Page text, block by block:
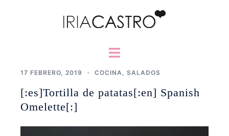
Alternar
17 FEBRERO, 2019 COCINA SALADOS
[:es]Tortilla de patatas[:en] Spanish
Omelette[:]